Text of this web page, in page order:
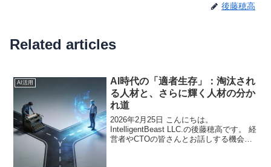
後藤穂高
Related articles
AI活用
AI時代の「適者生存」：淘汰され
る人材と、さらに輝く人材の分か
れ道
2026年2月25日 こんにちは。
IntelligentBeast LLC.の後藤穂高です。 経
営者やCTOの皆さんとお話しする機会が